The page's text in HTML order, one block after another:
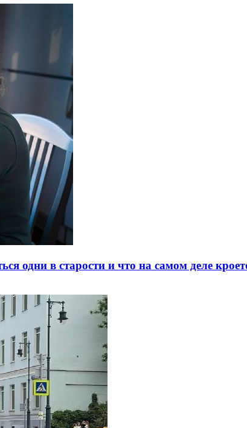
одни в старости и что на самом деле